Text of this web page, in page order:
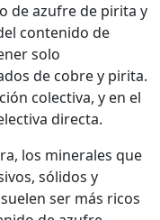
de azufre de pirita y
contenido de
solo
de cobre y pirita.
colectiva, y en el
directa.
los minerales que
sólidos y
suelen ser más ricos